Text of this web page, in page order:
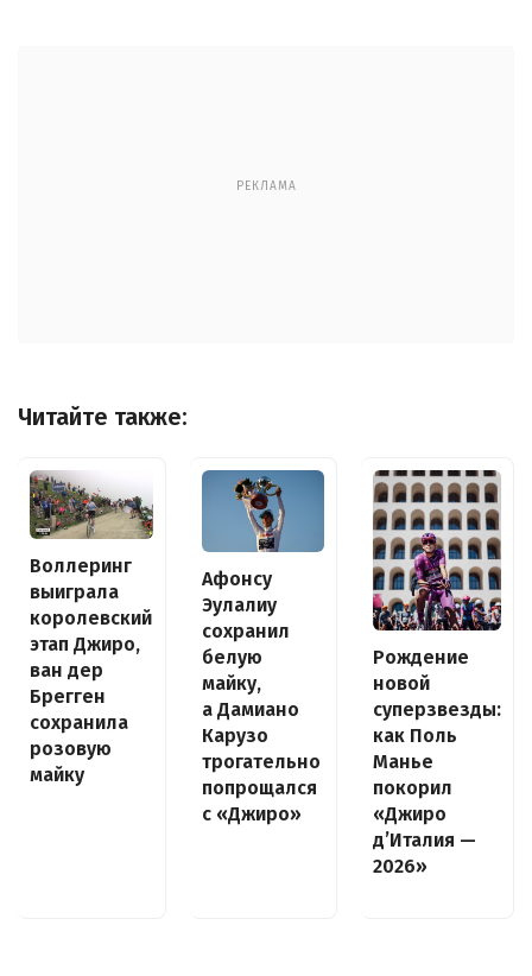
РЕКЛАМА
Читайте также:
Воллеринг
выиграла
королевский
этап Джиро,
ван дер
Брегген
сохранила
розовую
майку
Афонсу
Эулалиу
сохранил
белую
майку,
а Дамиано
Карузо
трогательно
попрощался
с «Джиро»
Рождение
новой
суперзвезды:
как Поль
Манье
покорил
«Джиро
д’Италия —
2026»